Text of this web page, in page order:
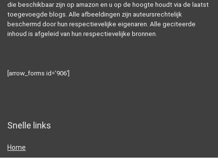
die beschikbaar zijn op amazon en u op de hoogte houdt via de laatst
toegevoegde blogs. Alle afbeeldingen zijn auteursrechtelijk
beschermd door hun respectievelijke eigenaren. Alle geciteerde
inhoud is afgeleid van hun respectievelijke bronnen.
[arrow_forms id=’906′]
Snelle links
Home